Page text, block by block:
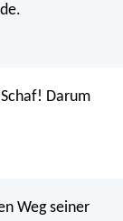
Darum
Weg seiner